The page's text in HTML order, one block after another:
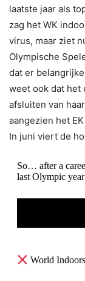
laatste jaar als
zag het WK
virus, maar ziet
Olympische
dat er
weet ook dat het
afsluiten van
aangezien het
In juni viert de
So… after a
last Olympic
World Indoors